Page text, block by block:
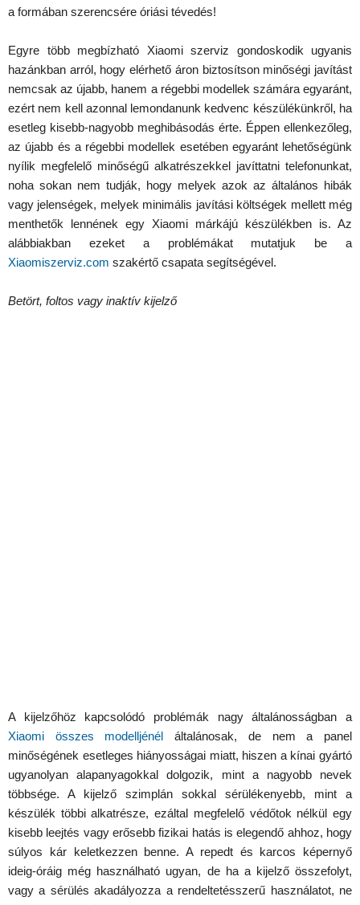
a formában szerencsére óriási tévedés!
Egyre több megbízható Xiaomi szerviz gondoskodik ugyanis
hazánkban arról, hogy elérhető áron biztosítson minőségi javítást
nemcsak az újabb, hanem a régebbi modellek számára egyaránt,
ezért nem kell azonnal lemondanunk kedvenc készülékünkről, ha
esetleg kisebb-nagyobb meghibásodás érte. Éppen ellenkezőleg,
az újabb és a régebbi modellek esetében egyaránt lehetőségünk
nyílik megfelelő minőségű alkatrészekkel javíttatni telefonunkat,
noha sokan nem tudják, hogy melyek azok az általános hibák
vagy jelenségek, melyek minimális javítási költségek mellett még
menthetők lennének egy Xiaomi márkájú készülékben is. Az
alábbiakban ezeket a problémákat mutatjuk be a
Xiaomiszerviz.com szakértő csapata segítségével.
Betört, foltos vagy inaktív kijelző
A kijelzőhöz kapcsolódó problémák nagy általánosságban a
Xiaomi összes modelljénél általánosak, de nem a panel
minőségének esetleges hiányosságai miatt, hiszen a kínai gyártó
ugyanolyan alapanyagokkal dolgozik, mint a nagyobb nevek
többsége. A kijelző szimplán sokkal sérülékenyebb, mint a
készülék többi alkatrésze, ezáltal megfelelő védőtok nélkül egy
kisebb leejtés vagy erősebb fizikai hatás is elegendő ahhoz, hogy
súlyos kár keletkezzen benne. A repedt és karcos képernyő
ideig-óráig még használható ugyan, de ha a kijelző összefolyt,
vagy a sérülés akadályozza a rendeltetésszerű használatot, ne